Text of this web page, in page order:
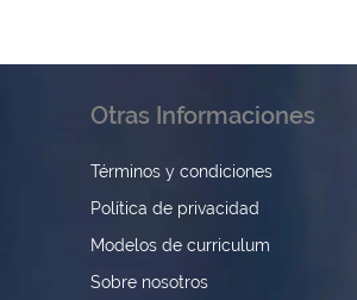
Otras Informaciones
Términos y condiciones
Política de privacidad
Modelos de curriculum
Sobre nosotros